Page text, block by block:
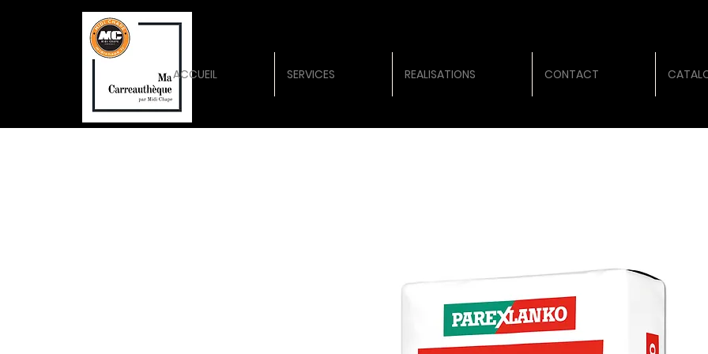
ACCUEIL SERVICES REALISATIONS CONTACT